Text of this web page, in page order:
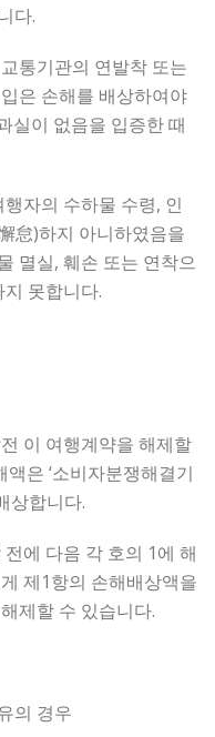
다.
통기관의 연발착 또는
은 손해를 배상하여야
실이 없음을 입증한 때
자의 수하물 수령, 인
怠)하지 아니하였음을
멸실, 훼손 또는 연착으
못합니다.
이 여행계약을 해제할
은 ‘소비자분쟁해결기
상합니다.
에 다음 각 호의 1에 해
제1항의 손해배상액을
제할 수 있습니다.
의 경우